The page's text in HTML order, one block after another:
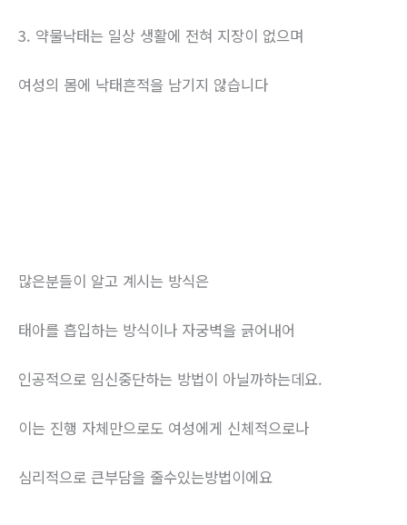
3. 약물낙태는 일상 생활에 전혀 지장이 없으며
여성의 몸에 낙태흔적을 남기지 않습니다
많은분들이 알고 계시는 방식은
태아를 흡입하는 방식이나 자궁벽을 긁어내어
인공적으로 임신중단하는 방법이 아닐까하는데요.
이는 진행 자체만으로도 여성에게 신체적으로나
심리적으로 큰부담을 줄수있는방법이에요